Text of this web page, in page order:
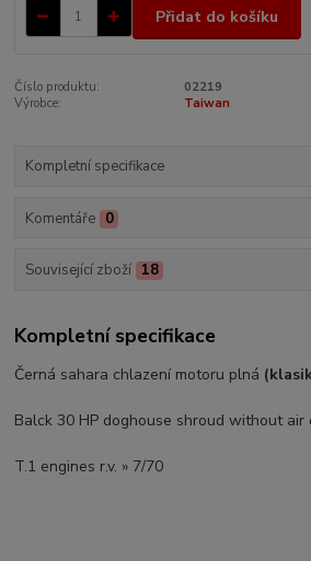
Přidat do košíku
Číslo produktu:
02219
Výrobce:
Taiwan
Kompletní specifikace
Komentáře 0
Související zboží 18
Kompletní specifikace
Černá sahara chlazení motoru plná
Balck 30 HP doghouse shroud without air
T.1 engines r.v. » 7/70